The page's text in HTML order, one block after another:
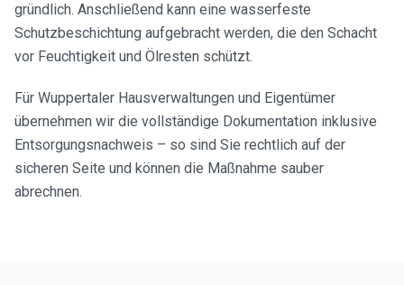
gründlich. Anschließend kann eine wasserfeste
Schutzbeschichtung aufgebracht werden, die den Schacht
vor Feuchtigkeit und Ölresten schützt.
Für Wuppertaler Hausverwaltungen und Eigentümer
übernehmen wir die vollständige Dokumentation inklusive
Entsorgungsnachweis – so sind Sie rechtlich auf der
sicheren Seite und können die Maßnahme sauber
abrechnen.